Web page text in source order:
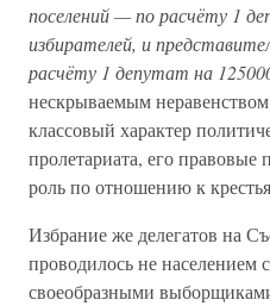
поселений — по расчёту 1
избирателей, и
расчёту 1 депутат на
нескрываемым
классовый характер
пролетариата, его
роль по отношению к
Избрание же делегатов на
проводилось не населением
своеобразными